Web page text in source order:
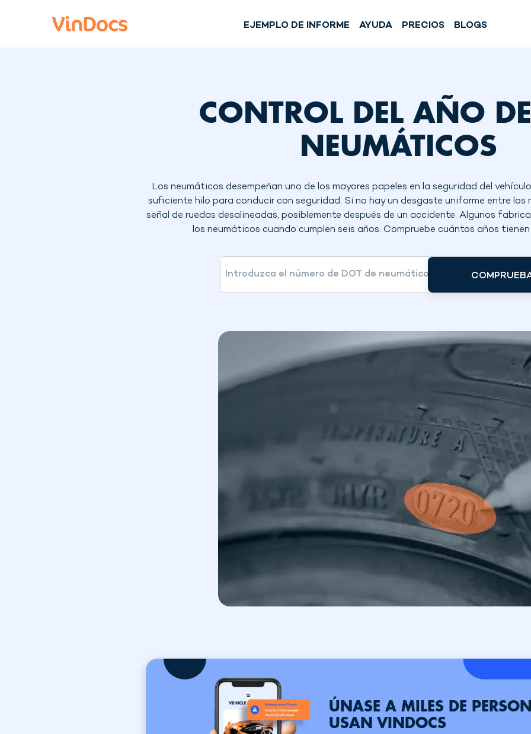
EJEMPLO DE INFORME AYUDA PRECIOS BLOGS
CONTROL DEL AÑO
NEUMÁTICOS
Los neumáticos desempeñan uno de los mayores papeles en la seguridad del
suficiente hilo para conducir con seguridad. Si no hay un desgaste uniforme entre los
señal de ruedas desalineadas, posiblemente después de un accidente. Algunos
los neumáticos cuando cumplen seis años. Compruebe cuántos años
ÚNASE A MILES DE
USAN VINDOCS